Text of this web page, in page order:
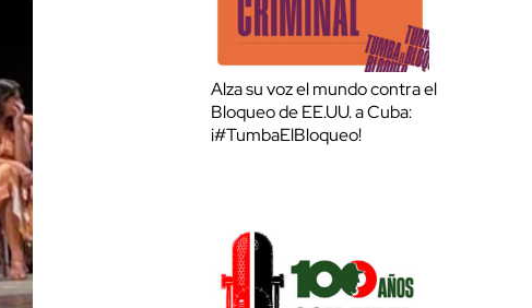
Alza su voz el mundo contra el
Bloqueo de EE.UU. a Cuba:
¡#TumbaElBloqueo!